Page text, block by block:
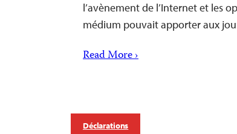
l’avènement de l’Internet et les
médium pouvait apporter aux
Read More ›
Déclarations